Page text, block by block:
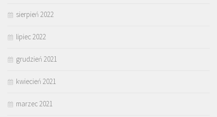
sierpień 2022
lipiec 2022
grudzień 2021
kwiecień 2021
marzec 2021